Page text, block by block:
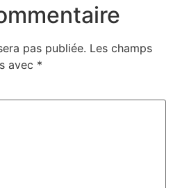
pas publiée. Les champs
avec *